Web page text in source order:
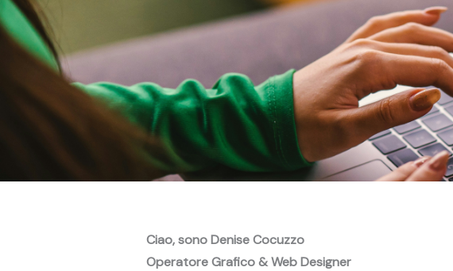
Vai
al
contenuto
Ciao, sono Denise Cocuzzo
Operatore Grafico & Web Designer